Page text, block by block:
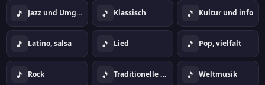
🎵 Jazz und Umgebung 🎵 Klassisch 🎵 Kultur und info
🎵 Latino, salsa 🎵 Lied 🎵 Pop, vielfalt
🎵 Rock 🎵 Traditionelle Musik, Volksmusik 🎵 Weltmusik